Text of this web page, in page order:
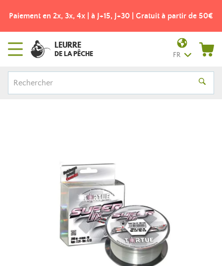
Paiement en 2x, 3x, 4x | à J+15, J+30 | Gratuit à partir de 50€
LEURRE
DE LA PÊCHE FR